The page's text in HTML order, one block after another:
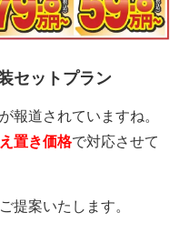
セットプラン
報道されていますね。
置き価格で対応させて
提案いたします。